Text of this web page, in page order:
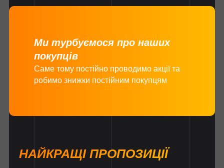
Ми турбуємося про наших
покупців
Саме тому постійно проводимо акції та
робимо знижки постійним покупцям
НАЙКРАЩІ ПРОПОЗИЦІЇ